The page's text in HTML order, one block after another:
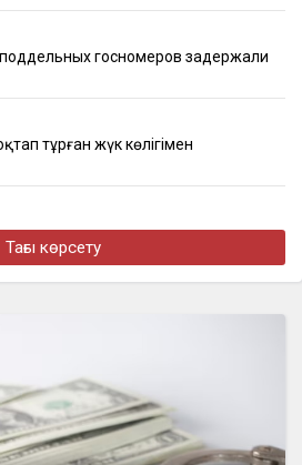
госномеров задержали
тұрған жүк көлігімен
завоевали казахстанцы на
ақсақалдың қызы
Тағы көрсету